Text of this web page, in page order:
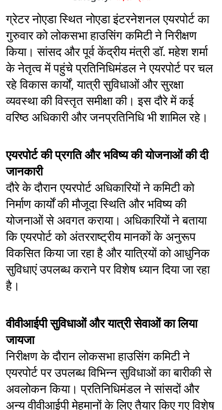
ग्रेटर नोएडा स्थित नोएडा इंटरनेशनल एयरपोर्ट का
गुरुवार को लोकसभा हाउसिंग कमिटी ने निरीक्षण
किया। सांसद और पूर्व केंद्रीय मंत्री डॉ. महेश शर्मा
के नेतृत्व में पहुंचे प्रतिनिधिमंडल ने एयरपोर्ट पर चल
रहे विकास कार्यों, यात्री सुविधाओं और सुरक्षा
व्यवस्था की विस्तृत समीक्षा की। इस दौरे में कई
वरिष्ठ अधिकारी और जनप्रतिनिधि भी शामिल रहे।
एयरपोर्ट की प्रगति और भविष्य की योजनाओं की दी
जानकारी
दौरे के दौरान एयरपोर्ट अधिकारियों ने कमिटी को
निर्माण कार्यों की मौजूदा स्थिति और भविष्य की
योजनाओं से अवगत कराया। अधिकारियों ने बताया
कि एयरपोर्ट को अंतरराष्ट्रीय मानकों के अनुरूप
विकसित किया जा रहा है और यात्रियों को आधुनिक
सुविधाएं उपलब्ध कराने पर विशेष ध्यान दिया जा रहा
है।
वीवीआईपी सुविधाओं और यात्री सेवाओं का लिया
जायजा
निरीक्षण के दौरान लोकसभा हाउसिंग कमिटी ने
एयरपोर्ट पर उपलब्ध विभिन्न सुविधाओं का बारीकी से
अवलोकन किया। प्रतिनिधिमंडल ने सांसदों और
अन्य वीवीआईपी मेहमानों के लिए तैयार किए गए विशेष